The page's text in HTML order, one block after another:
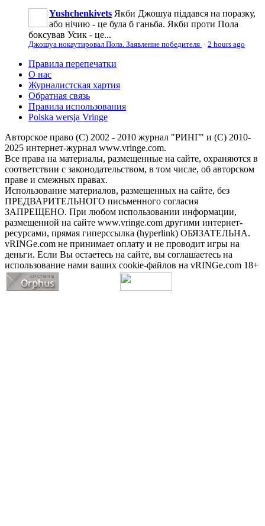
Yushchenkivets Якби Джошуа піддався на поразку,
або нічию - це була б ганьба. Якби проти Пола
боксував Усик - це...
Джошуа нокаутировал Пола. Заявление победителя · 2 hours ago
Правила перепечатки
О нас
Журналистская хартия
Обратная связь
Правила использования
Polska wersja Vringe
Авторское право (С) 2002 - 2010 журнал "РИНГ" и (С) 2010-
2025 интернет-журнал www.vringe.com.
Все права на материалы, размещенные на сайте, охраняются в
соответствии с законодательством, в том числе, об авторском
праве и смежных правах.
Использование материалов, размещенных на сайте, без
ПРЕДВАРИТЕЛЬНОГО письменного согласия
ЗАПРЕЩЕНО. При любом использовании информации,
размещенной на сайте www.vringe.com другими интернет-
ресурсами, прямая гиперссылка (hyperlink) ОБЯЗАТЕЛЬНА.
vRINGe.com не принимает оплату и не проводит игры на
деньги. Если Вы остаетесь на сайте, вы соглашаетесь на
использование нами ваших cookie-файлов на vRINGe.com 18+